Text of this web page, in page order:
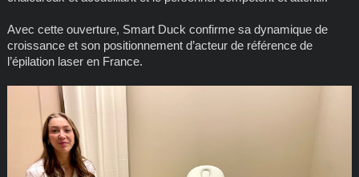
Avec cette ouverture, Smart Duck confirme sa dynamique de
croissance et son positionnement d’acteur de référence de
l’épilation laser en France.